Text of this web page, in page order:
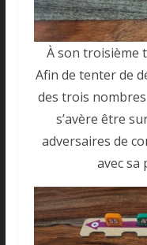
À son troisième
Afin de tenter de
des trois
s’avère être
adversaires de
avec